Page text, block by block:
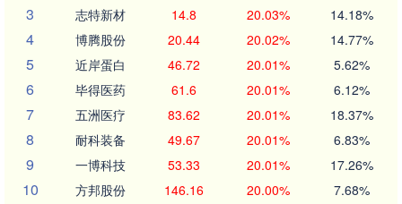
3 志特新材 14.8 20.03% 14.18%
4 博腾股份 20.44 20.02% 14.77%
5 近岸蛋白 46.72 20.01% 5.62%
6 毕得医药 61.6 20.01% 6.12%
7 五洲医疗 83.62 20.01% 18.37%
8 耐科装备 49.67 20.01% 6.83%
9 一博科技 53.33 20.01% 17.26%
10 方邦股份 146.16 20.00% 7.68%